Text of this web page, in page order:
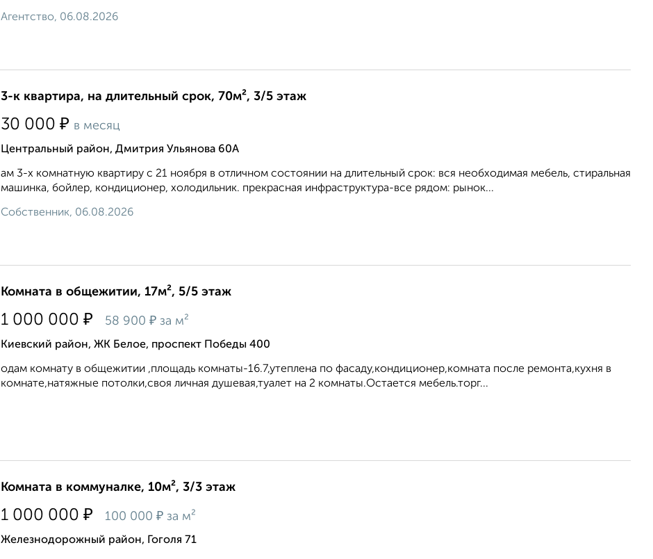
Агентство, 06.08.2026
3-к квартира, на длительный срок, 70м², 3/5 этаж
30 000 ₽ в месяц
Центральный район, Дмитрия Ульянова 60А
ам 3-х комнатную квартиру с 21 ноября в отличном состоянии на длительный срок: вся необходимая мебель, стиральная
машинка, бойлер, кондиционер, холодильник. прекрасная инфраструктура-все рядом: рынок...
Собственник, 06.08.2026
Комната в общежитии, 17м², 5/5 этаж
1 000 000 ₽ 58 900 ₽ за м²
Киевский район, ЖК Белое, проспект Победы 400
одам комнату в общежитии ,площадь комнаты-16.7,утеплена по фасаду,кондиционер,комната после ремонта,кухня в
комнате,натяжные потолки,своя личная душевая,туалет на 2 комнаты.Остается мебель.торг...
Комната в коммуналке, 10м², 3/3 этаж
1 000 000 ₽ 100 000 ₽ за м²
Железнодорожный район, Гоголя 71